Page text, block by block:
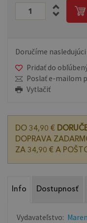
Doručíme
Pridať do
Poslať e-mailom
Vytlačiť
DO 34,90 €
DOPRAVA
ZA 34,90 € A
Info Dostupnosť
Vydavateľstvo: